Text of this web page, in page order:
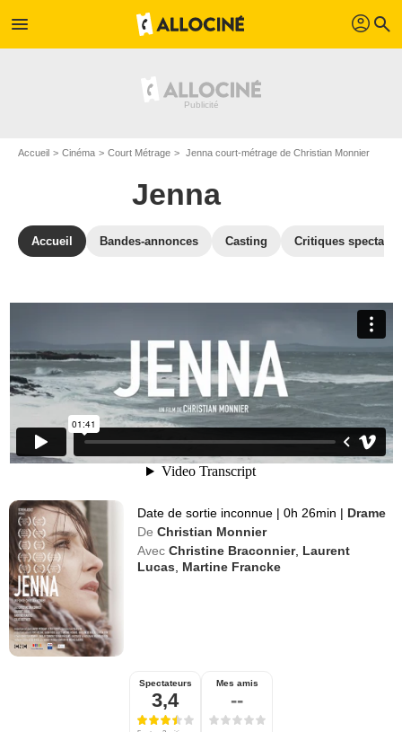
menu profil search
Accueil Cinéma Court Métrage Jenna court-métrage de Christian Monnier
Jenna
Accueil Bandes-annonces Casting Critiques
Date de sortie inconnue | 0h 26min | Drame
De Christian Monnier
Avec Christine Braconnier, Laurent
Lucas
Martine Francke
Spectateurs
3,4
Mes amis
--